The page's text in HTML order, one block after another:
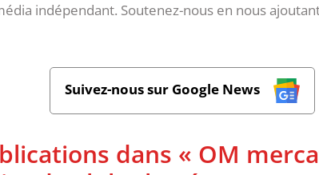
indépendant. Soutenez-nous en nous
Suivez-nous sur Google News
dans « OM